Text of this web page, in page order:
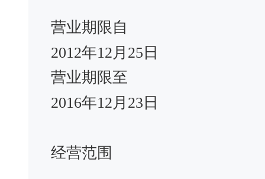
营业期限自
2012年12月25日
营业期限至
2016年12月23日
经营范围